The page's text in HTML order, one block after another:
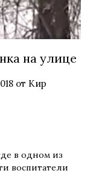
на улице
от Кир
в одном из
воспитатели